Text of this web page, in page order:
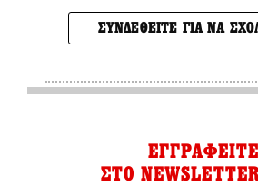
ΣΥΝΔΕΘΕΙΤΕ ΓΙΑ ΝΑ
ΕΓΓΡΑΦΕΙΤΕ
ΣΤΟ